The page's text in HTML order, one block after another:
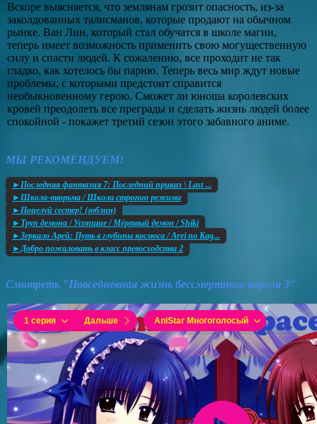
Вскоре выясняется, что землянам грозит опасность, из-за
заколдованных талисманов, которые продают на обычном
рынке. Ван Лин, который стал обучатся в школе магии,
теперь имеет возможность применить свою могущественную
силу и спасти людей. К сожалению, все проходит не так
гладко, как хотелось бы парню. Теперь весь мир ждут новые
проблемы, с которыми предстоит справится
необыкновенному герою. Сможет ли юноша королевских
кровей преодолеть все преграды и сделать жизнь людей более
спокойной - покажет третий сезон этого забавного аниме.
МЫ РЕКОМЕНДУЕМ!
►Последняя фантазия 7: Последний приказ \ Last ...
►Школа-тюрьма / Школа строгого режима
►Поцелуй сестер! (гоблин)
►Труп демона / Усопшие / Мёртвый демон / Shiki
►Зеркало Арей: Путь в глубины космоса / Arei no Kag...
►Добро пожаловать в класс превосходства 2
Смотреть "Повседневная жизнь бессмертного короля 3"